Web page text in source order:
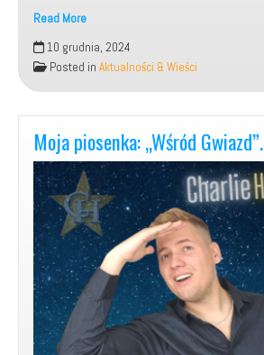
Read More
Charlie
Handsomer
–
Wśród
Gwiazd
(Official
Music
Video)
10 grudnia, 2024
Posted in Aktualności & Wieści
Moja piosenka: „Wśród Gwiazd”.